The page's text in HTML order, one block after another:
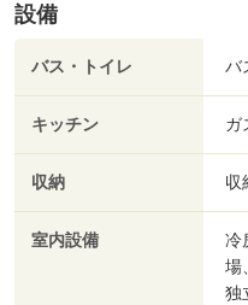
設備
バス・トイレ バ
キッチン ガ
収納 収
室内設備
冷
場
独